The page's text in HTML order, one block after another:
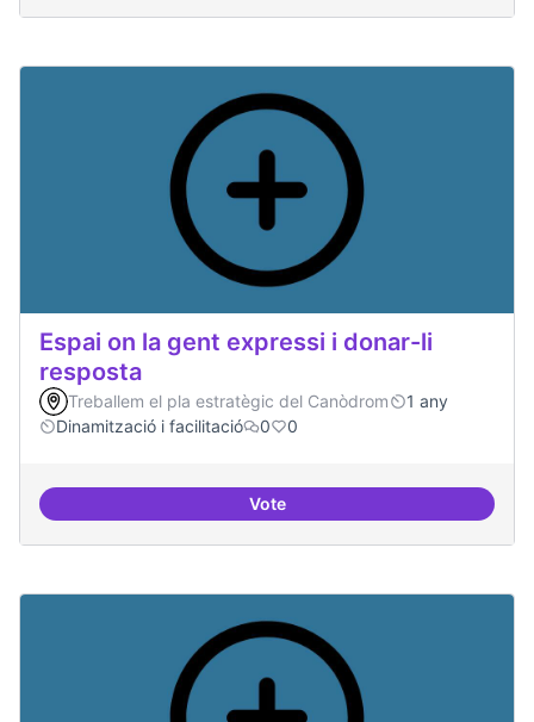
Espai on la gent expressi i donar-li
resposta
Treballem el pla estratègic del Canòdrom
1 any
Dinamització i facilitació
0 0
VoteEspai on la gent expressi i